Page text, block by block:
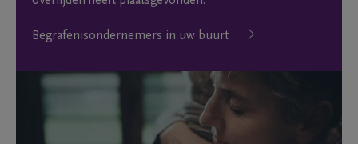
Begrafenisondernemers in uw buurt